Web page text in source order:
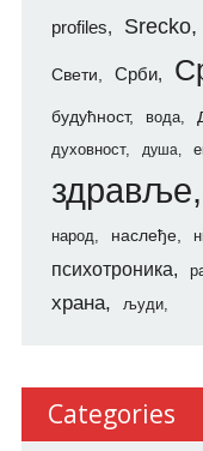
profiles Srecko
Свети Срби
будућност вода
духовност душа
здравље
народ наслеђе
психотроника
храна људи
Categories